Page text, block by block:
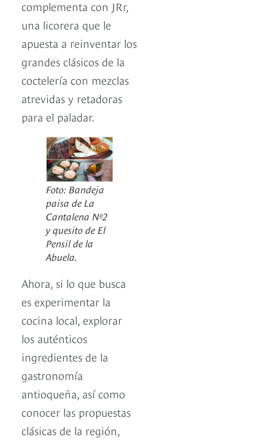
complementa con JRr,
una licorera que le
apuesta a reinventar los
grandes clásicos de la
coctelería con mezclas
atrevidas y retadoras
para el paladar.
Foto: Bandeja
paisa de La
Cantalena Nº2
y quesito de El
Pensil de la
Abuela.
Ahora, si lo que busca
es experimentar la
cocina local, explorar
los auténticos
ingredientes de la
gastronomía
antioqueña, así como
conocer las propuestas
clásicas de la región,